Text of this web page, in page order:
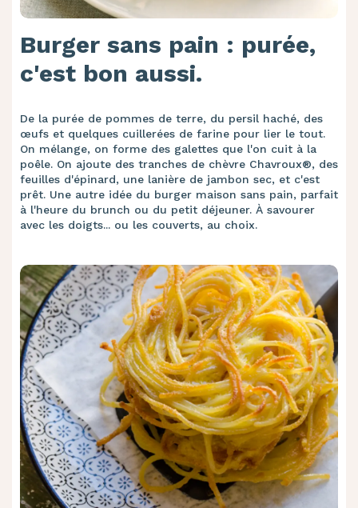
Burger sans pain : purée,
c'est bon aussi.
De la purée de pommes de terre, du persil haché, des
œufs et quelques cuillerées de farine pour lier le tout.
On mélange, on forme des galettes que l'on cuit à la
poêle. On ajoute des tranches de chèvre Chavroux®, des
feuilles d'épinard, une lanière de jambon sec, et c'est
prêt. Une autre idée du burger maison sans pain, parfait
à l'heure du brunch ou du petit déjeuner. À savourer
avec les doigts... ou les couverts, au choix.